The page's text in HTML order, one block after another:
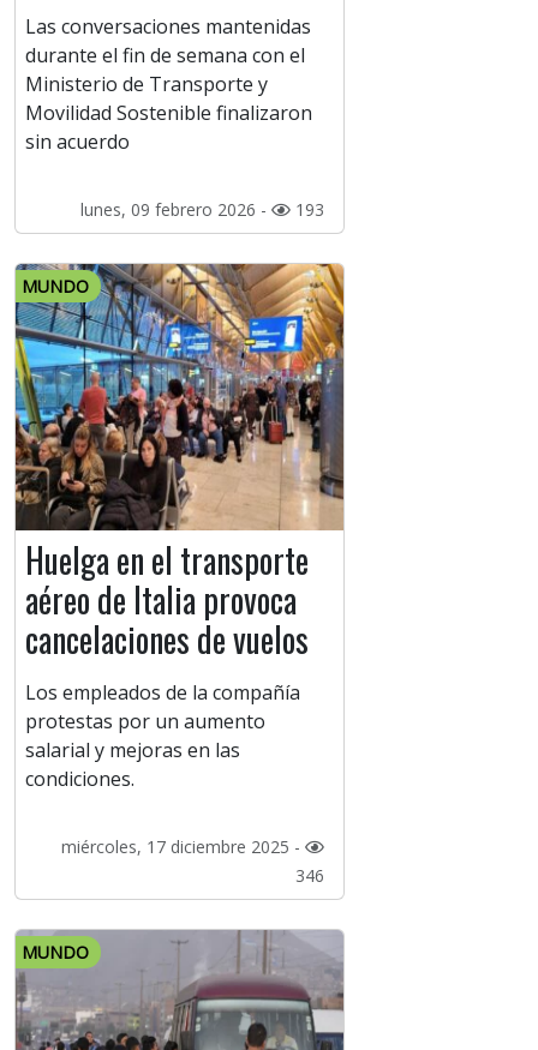
Las conversaciones mantenidas
durante el fin de semana con el
Ministerio de Transporte y
Movilidad Sostenible finalizaron
sin acuerdo
lunes, 09 febrero 2026 - 193
MUNDO
Huelga en el transporte
aéreo de Italia provoca
cancelaciones de vuelos
Los empleados de la compañía
protestas por un aumento
salarial y mejoras en las
condiciones.
miércoles, 17 diciembre 2025 -
346
MUNDO